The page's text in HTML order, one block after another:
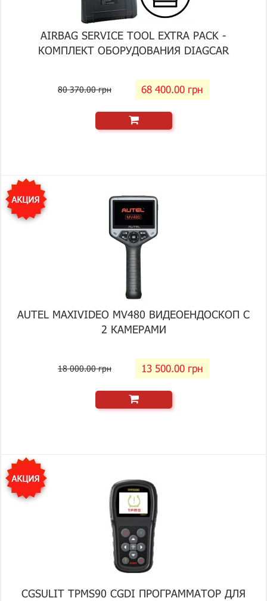
AIRBAG SERVICE TOOL EXTRA PACK -
КОМПЛЕКТ ОБОРУДОВАНИЯ DIAGCAR
80 370.00 грн 68 400.00 грн
AUTEL MAXIVIDEO MV480 ВИДЕОЕНДОСКОП С
2 КАМЕРАМИ
18 000.00 грн 13 500.00 грн
CGSULIT TPMS90 CGDI ПРОГРАММАТОР ДЛЯ